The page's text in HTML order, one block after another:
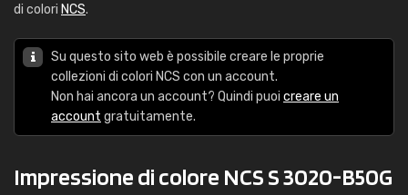
di colori NCS.
Su questo sito web è possibile creare le proprie
collezioni di colori NCS con un account.
Non hai ancora un account? Quindi puoi creare un
account gratuitamente.
Impressione di colore NCS S 3020-B50G